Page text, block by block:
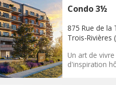
Condo 3½
875 Rue de la
Trois-Rivières
Un art de
d'inspiration